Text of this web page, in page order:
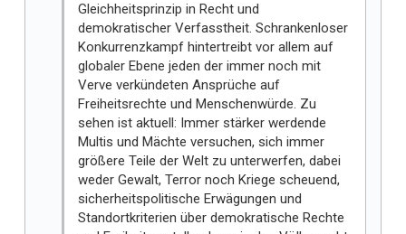
Gleichheitsprinzip in Recht und
demokratischer Verfasstheit. Schrankenloser
Konkurrenzkampf hintertreibt vor allem auf
globaler Ebene jeden der immer noch mit
Verve verkündeten Ansprüche auf
Freiheitsrechte und Menschenwürde. Zu
sehen ist aktuell: Immer stärker werdende
Multis und Mächte versuchen, sich immer
größere Teile der Welt zu unterwerfen, dabei
weder Gewalt, Terror noch Kriege scheuend,
sicherheitspolitische Erwägungen und
Standortkriterien über demokratische Rechte